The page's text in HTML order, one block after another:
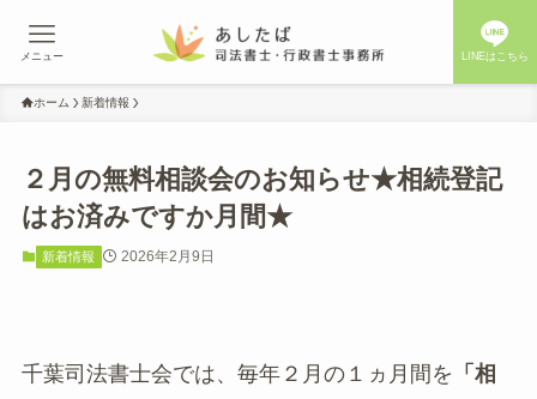
LINEはこちら
メニュー
ホーム 新着情報
２月の無料相談会のお知らせ★相続登記
はお済みですか月間★
新着情報 2026年2月9日
千葉司法書士会では、毎年２月の１ヵ月間を 「相